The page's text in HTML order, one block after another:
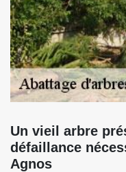
Un vieil arbre
défaillance
Agnos